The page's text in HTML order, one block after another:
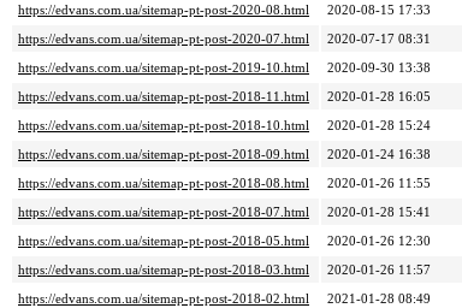
https://edvans.com.ua/sitemap-pt-post-2020-08.html
2020-08-15 17:33
https://edvans.com.ua/sitemap-pt-post-2020-07.html
2020-07-17 08:31
https://edvans.com.ua/sitemap-pt-post-2019-10.html
2020-09-30 13:38
https://edvans.com.ua/sitemap-pt-post-2018-11.html
2020-01-28 16:05
https://edvans.com.ua/sitemap-pt-post-2018-10.html
2020-01-28 15:24
https://edvans.com.ua/sitemap-pt-post-2018-09.html
2020-01-24 16:38
https://edvans.com.ua/sitemap-pt-post-2018-08.html
2020-01-26 11:55
https://edvans.com.ua/sitemap-pt-post-2018-07.html
2020-01-28 15:41
https://edvans.com.ua/sitemap-pt-post-2018-05.html
2020-01-26 12:30
https://edvans.com.ua/sitemap-pt-post-2018-03.html
2020-01-26 11:57
https://edvans.com.ua/sitemap-pt-post-2018-02.html
2021-01-28 08:49